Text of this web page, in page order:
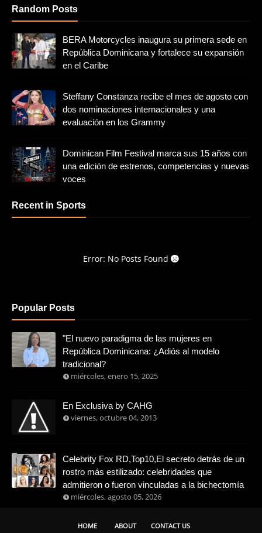
Random Posts
BERA Motorcycles inaugura su primera sede en
República Dominicana y fortalece su expansión
en el Caribe
Steffany Constanza recibe el mes de agosto con
dos nominaciones internacionales y una
evaluación en los Grammy
Dominican Film Festival marca sus 15 años con
una edición de estrenos, competencias y nuevas
voces
Recent in Sports
Error: No Posts Found
Popular Posts
"El nuevo paradigma de las mujeres en
República Dominicana: ¿Adiós al modelo
tradicional?
miércoles, enero 15, 2025
En Exclusiva by CAHG
viernes, octubre 04, 2013
Celebrity Fox RD,Top10,El secreto detrás de un
rostro más estilizado: celebridades que
admitieron o fueron vinculadas a la bichectomía
miércoles, agosto 05, 2026
HOME ABOUT CONTACT US